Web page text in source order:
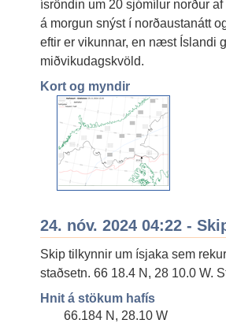
ísröndin um 20 sjómílur norður
á morgun snýst í norðaustanátt
eftir er vikunnar, en næst Íslandi
miðvikudagskvöld.
Kort og myndir
24. nóv. 2024 04:22 -
Skip tilkynnir um ísjaka sem
staðsetn. 66 18.4 N, 28 10.0 W.
Hnit á stökum hafís
66.184 N, 28.10 W